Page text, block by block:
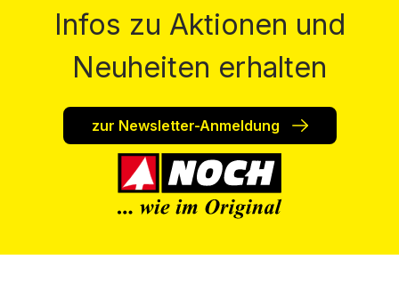
Infos zu Aktionen und
Neuheiten erhalten
zur Newsletter-Anmeldung